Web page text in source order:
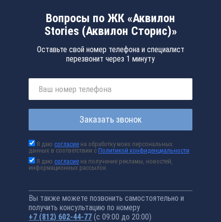
Вопросы по ЖК «Аквилон
Stories (Аквилон Сторис)»
Оставьте свой номер телефона и специалист
перезвонит через 1 минуту
Заказать звонок
Я даюсогласие на обработку моих персональных
данных в соответствии сПолитикой конфиденциальности
Я даюсогласие на получение рекламы, новостей,
информационных рассылок
Вы также можете позвонить самостоятельно и
получить консультацию по номеру
+7 (812) 602-44-77 (с 09:00 до 20:00)